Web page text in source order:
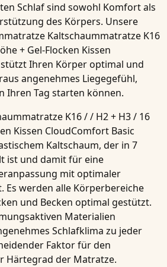
Schlaf sind sowohl Komfort als
des Körpers. Unsere
Kaltschaummatratze K16
+ Gel-Flocken Kissen
stützt Ihren Körper optimal und
angenehmes Liegegefühl,
Ihren Tag starten können.
K16 / / H2 + H3 / 16
Kissen CloudComfort Basic
Kaltschaum, der in 7
ist und damit für eine
mit optimaler
werden alle Körperbereiche
und Becken optimal gestützt.
Materialien
Schlafklima zu jeder
Faktor für den
Härtegrad der Matratze.